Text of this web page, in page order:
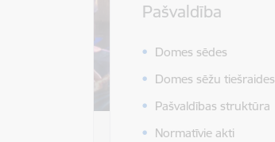
Pašvaldība
Domes sēdes
Domes sēžu tiešraides
Pašvaldības struktūra
Normatīvie akti